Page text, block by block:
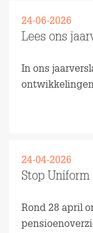
Lees ons
24-06-2026
In ons
ontwikkelingen
Stop
24-04-2026
Rond 28 april